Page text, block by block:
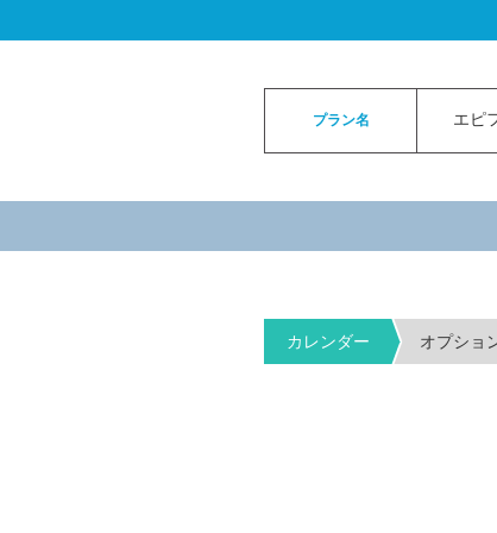
プラン名 エピ
カレンダー オプショ